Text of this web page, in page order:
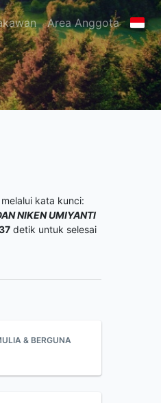
Area Anggota
kata kunci:
NIKEN UMIYANTI
detik untuk selesai
& BERGUNA